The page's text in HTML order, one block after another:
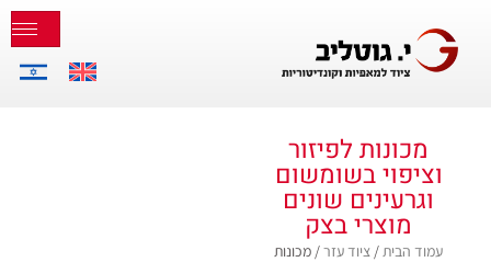
מכונות לפיזור
וציפוי בשומשום
וגרעינים שונים
מוצרי בצק
עמוד הבית/ ציוד עזר/ מכונות